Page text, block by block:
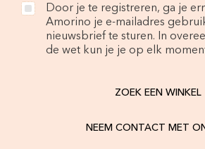
Door je te registreren, ga je
Amorino je e-mailadres
nieuwsbrief te sturen. In
de wet kun je je op elk
ZOEK EEN WINKEL
NEEM CONTACT MET